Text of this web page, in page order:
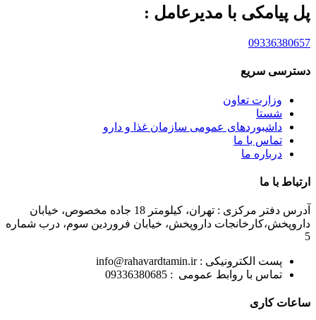
پل پیامکی با مدیرعامل :
09336380657
دسترسی سریع
وزارت تعاون
شستا
داشبوردهای عمومی سازمان غذا و دارو
تماس با ما
درباره ما
ارتباط با ما
آدرس دفتر مرکزی : تهران، کیلومتر 18 جاده مخصوص، خیابان
داروپخش،کارخانجات داروپخش، خیابان فروردین سوم، درب شماره
5
پست الکترونیکی : info@rahavardtamin.ir
تماس با روابط عمومی : 09336380685
ساعات کاری